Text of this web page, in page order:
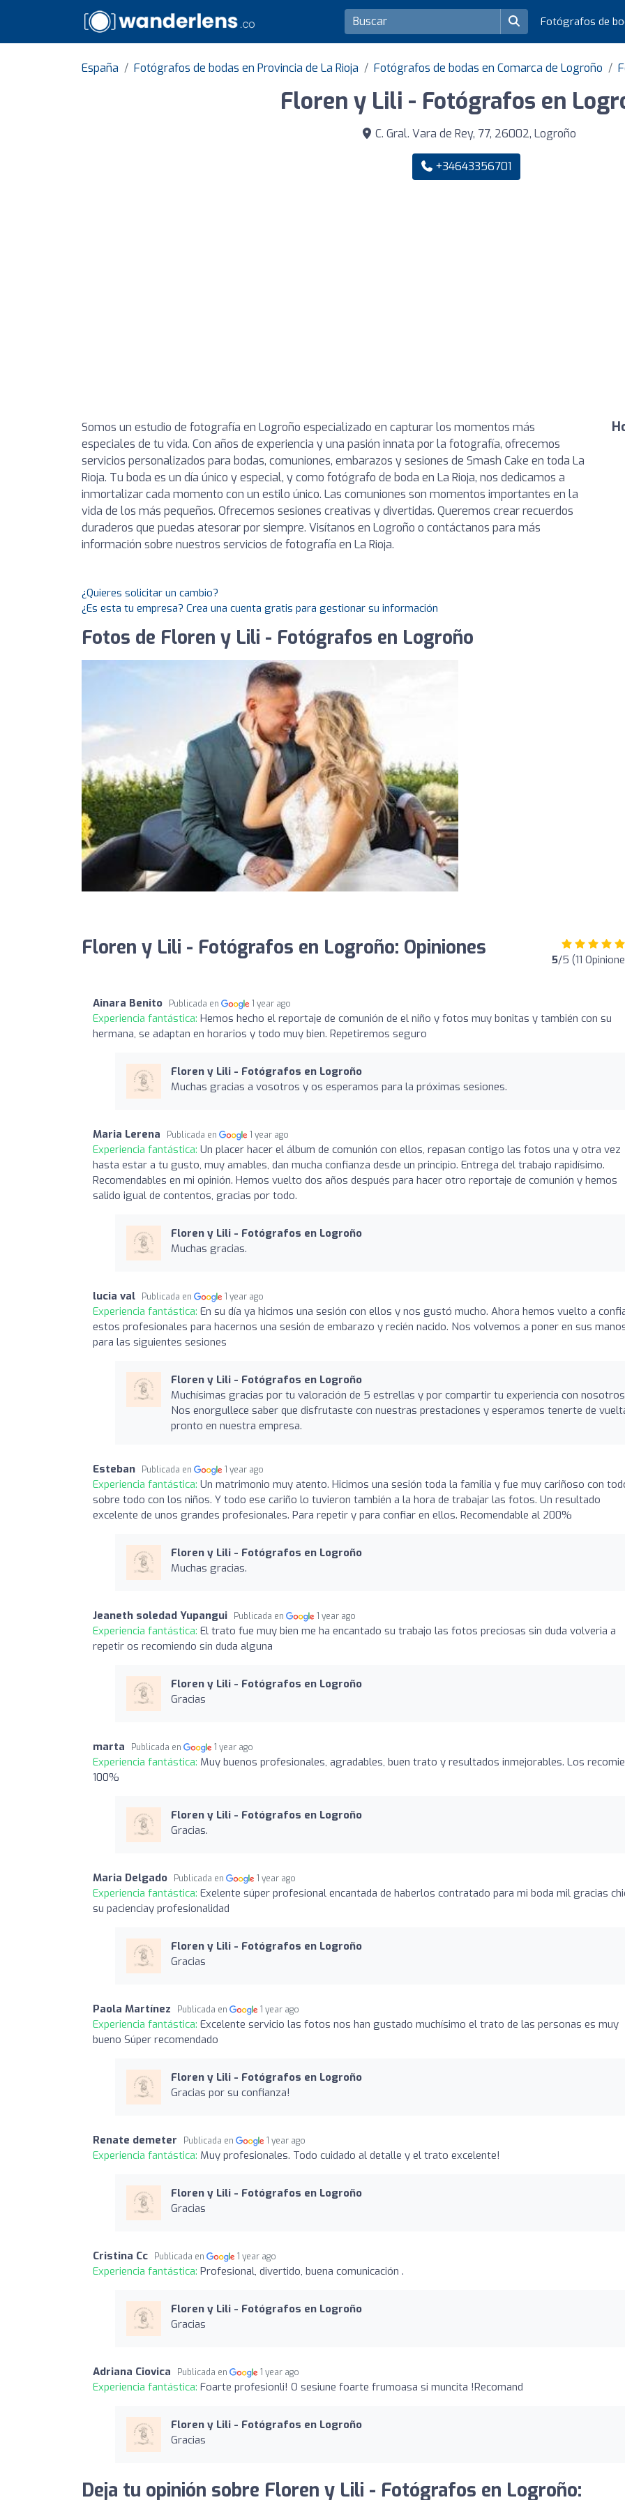
Fotógrafos de
España Fotógrafos de bodas en Provincia de La Rioja Fotógrafos de bodas en Comarca de Logroño
Floren y Lili - Fotógrafos en
C. Gral. Vara de Rey, 77, 26002, Logroño
+34643356701
Somos un estudio de fotografía en Logroño especializado en capturar los momentos más
especiales de tu vida. Con años de experiencia y una pasión innata por la fotografía, ofrecemos
servicios personalizados para bodas, comuniones, embarazos y sesiones de Smash Cake en toda La
Rioja. Tu boda es un día único y especial, y como fotógrafo de boda en La Rioja, nos dedicamos a
inmortalizar cada momento con un estilo único. Las comuniones son momentos importantes en la
vida de los más pequeños. Ofrecemos sesiones creativas y divertidas. Queremos crear recuerdos
duraderos que puedas atesorar por siempre. Visítanos en Logroño o contáctanos para más
información sobre nuestros servicios de fotografía en La Rioja.
¿Quieres solicitar un cambio?
¿Es esta tu empresa? Crea una cuenta gratis para gestionar su información
Fotos de Floren y Lili - Fotógrafos en Logroño
Floren y Lili - Fotógrafos en Logroño: Opiniones 5/5 (11
Ainara Benito Publicada en 1 year ago
Experiencia fantástica: Hemos hecho el reportaje de comunión de el niño y fotos muy bonitas y también con su
hermana, se adaptan en horarios y todo muy bien. Repetiremos seguro
Floren y Lili - Fotógrafos en Logroño
Muchas gracias a vosotros y os esperamos para la próximas sesiones.
Maria Lerena Publicada en 1 year ago
Experiencia fantástica: Un placer hacer el álbum de comunión con ellos, repasan contigo las fotos una y otra vez
hasta estar a tu gusto, muy amables, dan mucha confianza desde un principio. Entrega del trabajo rapidísimo.
Recomendables en mi opinión. Hemos vuelto dos años después para hacer otro reportaje de comunión y hemos
salido igual de contentos, gracias por todo.
Floren y Lili - Fotógrafos en Logroño
Muchas gracias.
lucia val Publicada en 1 year ago
Experiencia fantástica: En su día ya hicimos una sesión con ellos y nos gustó mucho. Ahora hemos vuelto a
estos profesionales para hacernos una sesión de embarazo y recién nacido. Nos volvemos a poner en sus
para las siguientes sesiones
Floren y Lili - Fotógrafos en Logroño
Muchísimas gracias por tu valoración de 5 estrellas y por compartir tu experiencia con
Nos enorgullece saber que disfrutaste con nuestras prestaciones y esperamos tenerte de
pronto en nuestra empresa.
Esteban Publicada en 1 year ago
Experiencia fantástica: Un matrimonio muy atento. Hicimos una sesión toda la familia y fue muy cariñoso con
sobre todo con los niños. Y todo ese cariño lo tuvieron también a la hora de trabajar las fotos. Un resultado
excelente de unos grandes profesionales. Para repetir y para confiar en ellos. Recomendable al 200%
Floren y Lili - Fotógrafos en Logroño
Muchas gracias.
Jeaneth soledad Yupangui Publicada en 1 year ago
Experiencia fantástica: El trato fue muy bien me ha encantado su trabajo las fotos preciosas sin duda volveria a
repetir os recomiendo sin duda alguna
Floren y Lili - Fotógrafos en Logroño
Gracias
marta Publicada en 1 year ago
Experiencia fantástica: Muy buenos profesionales, agradables, buen trato y resultados inmejorables. Los
100%
Floren y Lili - Fotógrafos en Logroño
Gracias.
Maria Delgado Publicada en 1 year ago
Experiencia fantástica: Exelente súper profesional encantada de haberlos contratado para mi boda mil gracias
su pacienciay profesionalidad
Floren y Lili - Fotógrafos en Logroño
Gracias
Paola Martínez Publicada en 1 year ago
Experiencia fantástica: Excelente servicio las fotos nos han gustado muchísimo el trato de las personas es muy
bueno Súper recomendado
Floren y Lili - Fotógrafos en Logroño
Gracias por su confianza!
Renate demeter Publicada en 1 year ago
Experiencia fantástica: Muy profesionales. Todo cuidado al detalle y el trato excelente!
Floren y Lili - Fotógrafos en Logroño
Gracias
Cristina Cc Publicada en 1 year ago
Experiencia fantástica: Profesional, divertido, buena comunicación .
Floren y Lili - Fotógrafos en Logroño
Gracias
Adriana Ciovica Publicada en 1 year ago
Experiencia fantástica: Foarte profesionli! O sesiune foarte frumoasa si muncita !Recomand
Floren y Lili - Fotógrafos en Logroño
Gracias
Deja tu opinión sobre Floren y Lili - Fotógrafos en Logroño: